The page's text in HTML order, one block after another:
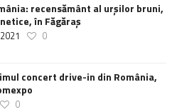
recensământ al urșilor bruni,
în Făgăraș
0
concert drive-in din România,
0